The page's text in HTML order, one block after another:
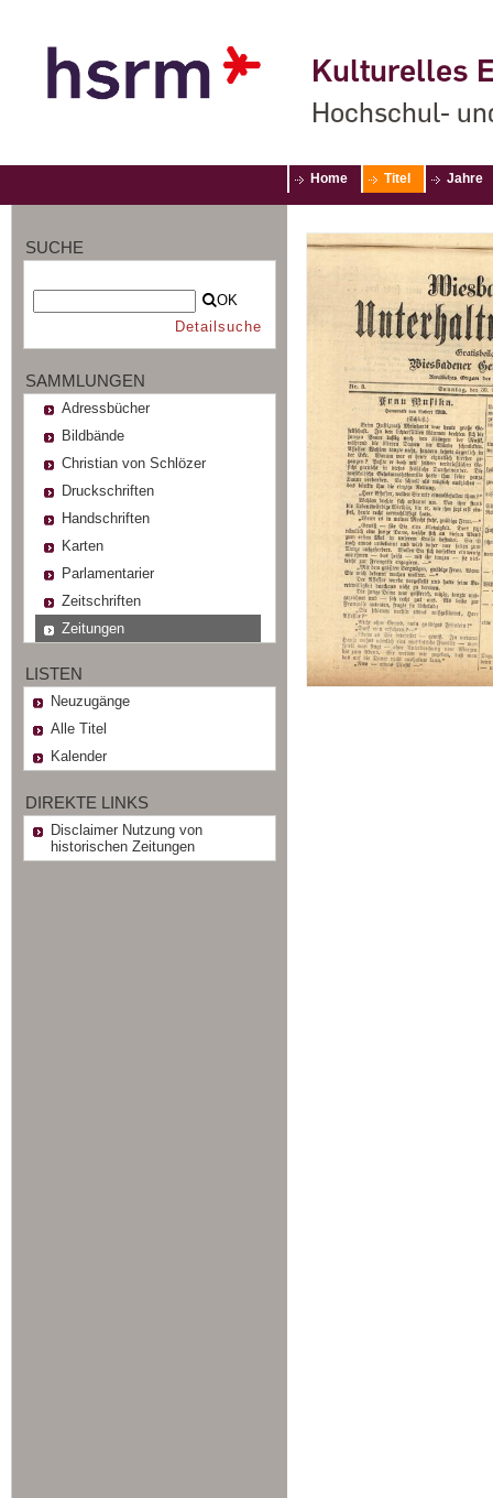
Kulturelles
Hochschul-
Home Titel Jahre
SUCHE
OK
Detailsuche
SAMMLUNGEN
Adressbücher
Bildbände
Christian von Schlözer
Druckschriften
Handschriften
Karten
Parlamentarier
Zeitschriften
Zeitungen
LISTEN
Neuzugänge
Alle Titel
Kalender
DIREKTE LINKS
Disclaimer Nutzung von
historischen Zeitungen